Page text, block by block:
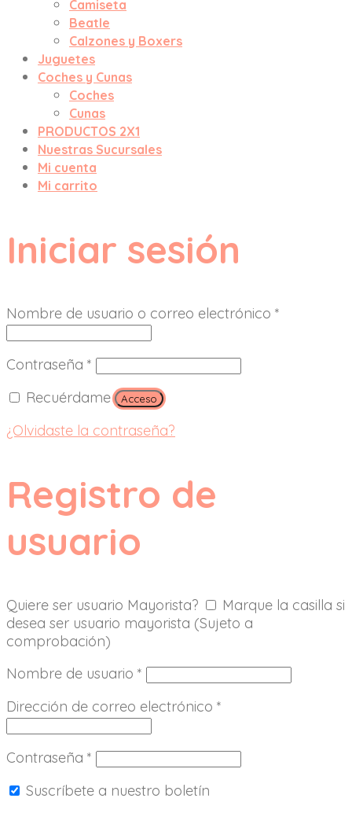
Camiseta
Beatle
Calzones y Boxers
Juguetes
Coches y Cunas
Coches
Cunas
PRODUCTOS 2X1
Nuestras Sucursales
Mi cuenta
Mi carrito
Iniciar sesión
Nombre de usuario o correo electrónico *
Contraseña *
Recuérdame
Acceso
¿Olvidaste la contraseña?
Registro de
usuario
Quiere ser usuario Mayorista?
Marque la casilla si
desea ser usuario mayorista (Sujeto a
comprobación)
Nombre de usuario *
Dirección de correo electrónico *
Contraseña *
Suscríbete a nuestro boletín